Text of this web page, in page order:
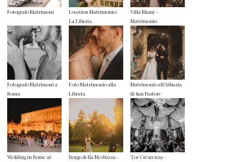
Fotografo Matrimoni
Location Matrimonio:
La Librata
Villa Miani –
Matrimonio
Fotografo Matrimoni a
Roma
Foto Matrimonio alla
Librata
Matrimonio all’Abbazia
di San Pastore
Wedding in Rome at
Borgo della Merluzza –
Tor Crescenza –